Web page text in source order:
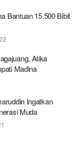
Bantuan 15.500 Bibit
Atika
Madina
Ingatkan
Muda